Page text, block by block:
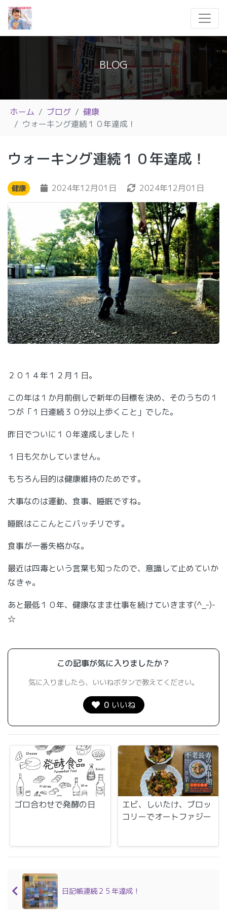
BLOG
ホーム ブログ
健康
ウォーキング連続１０年達成！
ウォーキング連続１０年達成！
健康 2024年12月01日 2024年12月01日
２０１４年１２月１日。
この年は１か月前倒しで新年の目標を決め、そのうちの１
つが「１日連続３０分以上歩くこと」でした。
昨日でついに１０年達成しました！
１日も欠かしていません。
もちろん目的は健康維持のためです。
大事なのは運動、食事、睡眠ですね。
睡眠はここんとこバッチリです。
食事が一番失格かな。
最近は四毒という言葉も知ったので、意識して止めていか
なきゃ。
あと最低１０年、健康なまま仕事を続けていきます(^_-)-
☆
この記事が気に入りましたか？
気に入りましたら、いいねボタンで教えてください。
0 いいね
ゴロ合わせで発酵の日
エビ、しいたけ、ブロッ
コリーでオートファジー
日記帳連続２５年達成！